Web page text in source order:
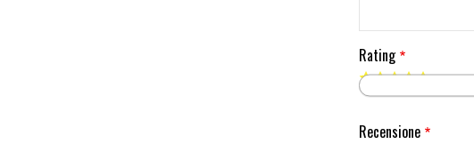
Rating
Recensione